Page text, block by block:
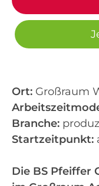
Ort: Großraum
Branche:
Startzeitpunkt:
Die BS Pfeiffer